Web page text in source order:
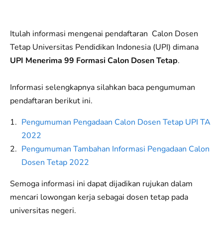
Itulah informasi mengenai pendaftaran Calon Dosen
Tetap Universitas Pendidikan Indonesia (UPI) dimana
UPI Menerima 99 Formasi Calon Dosen Tetap.
Informasi selengkapnya silahkan baca pengumuman
pendaftaran berikut ini.
Pengumuman Pengadaan Calon Dosen Tetap UPI TA
2022
Pengumuman Tambahan Informasi Pengadaan Calon
Dosen Tetap 2022
Semoga informasi ini dapat dijadikan rujukan dalam
mencari lowongan kerja sebagai dosen tetap pada
universitas negeri.